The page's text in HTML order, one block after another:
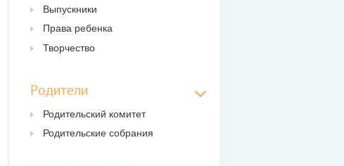
Выпускники
Права ребенка
Творчество
Родители
Родительский комитет
Родительские собрания